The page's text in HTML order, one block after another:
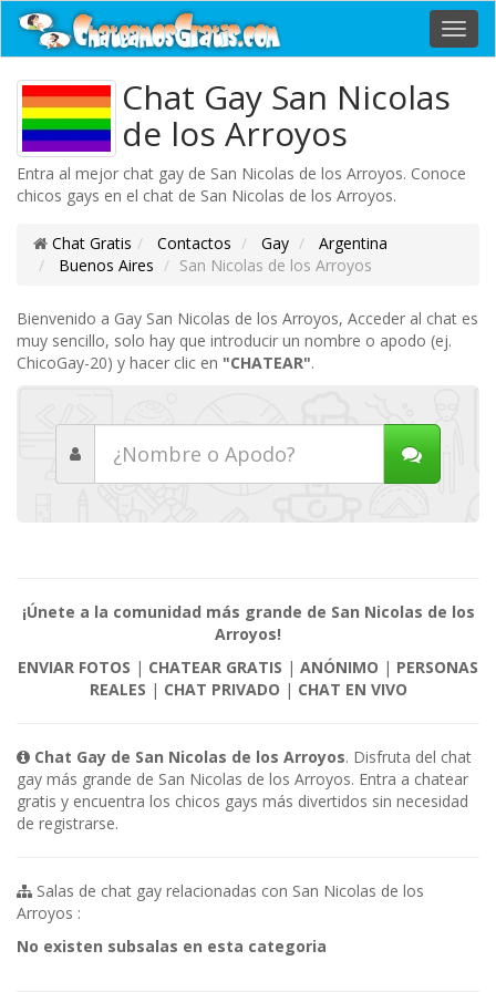
Chat Gay San Nicolas
de los Arroyos
Entra al mejor chat gay de San Nicolas de los Arroyos. Conoce
chicos gays en el chat de San Nicolas de los Arroyos.
Chat Gratis Contactos Gay
Argentina
Buenos Aires
San Nicolas de los Arroyos
Bienvenido a Gay San Nicolas de los Arroyos, Acceder al chat es
muy sencillo, solo hay que introducir un nombre o apodo (ej.
ChicoGay-20) y hacer clic en "CHATEAR".
¡Únete a la comunidad más grande de San Nicolas de los
Arroyos!
ENVIAR FOTOS | CHATEAR GRATIS | ANÓNIMO | PERSONAS
REALES | CHAT PRIVADO | CHAT EN VIVO
Chat Gay de San Nicolas de los Arroyos. Disfruta del chat
gay más grande de San Nicolas de los Arroyos. Entra a chatear
gratis y encuentra los chicos gays más divertidos sin necesidad
de registrarse.
Salas de chat gay relacionadas con San Nicolas de los
Arroyos :
No existen subsalas en esta categoria